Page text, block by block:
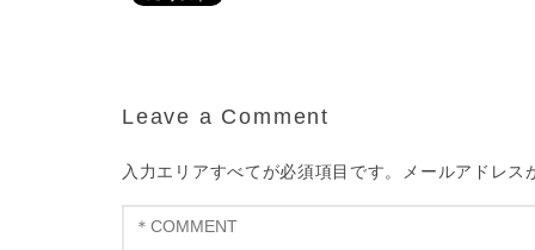
Leave a Comment
入力エリアすべてが必須項目です。メールアドレス